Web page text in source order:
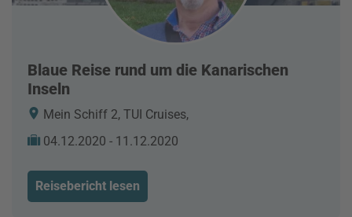
Blaue Reise rund um die Kanarischen
Inseln
Mein Schiff 2, TUI Cruises,
04.12.2020 - 11.12.2020
Reisebericht lesen